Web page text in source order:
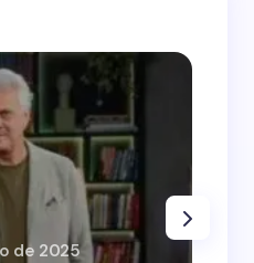
de 2025